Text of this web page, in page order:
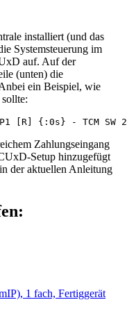
installiert (und das
Systemsteuerung im
auf. Auf der
(unten) die
ein Beispiel, wie
[R] {:0s} - TCM
Zahlungseingang
Setup hinzugefügt
der aktuellen Anleitung
1 fach, Fertiggerät